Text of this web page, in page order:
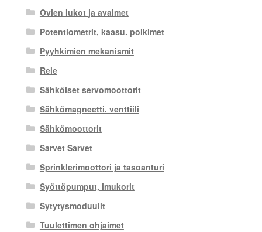
Ovien lukot ja avaimet
Potentiometrit, kaasu. polkimet
Pyyhkimien mekanismit
Rele
Sähköiset servomoottorit
Sähkömagneetti. venttiili
Sähkömoottorit
Sarvet Sarvet
Sprinklerimoottori ja tasoanturi
Syöttöpumput, imukorit
Sytytysmoduulit
Tuulettimen ohjaimet